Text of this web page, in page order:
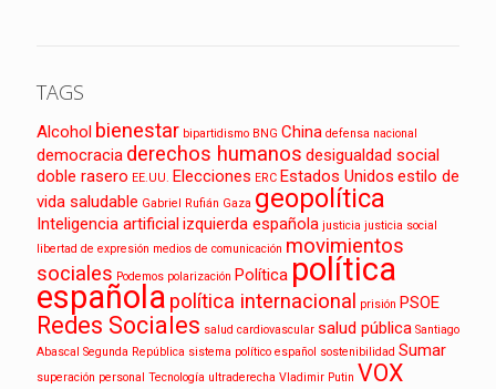
TAGS
Alcohol bienestar bipartidismo BNG China defensa nacional
democracia derechos humanos desigualdad social
doble rasero EE.UU. Elecciones ERC Estados Unidos estilo de
vida saludable Gabriel Rufián Gaza geopolítica
Inteligencia artificial izquierda española justicia justicia social
libertad de expresión medios de comunicación movimientos
sociales Podemos polarización Política política
española política internacional prisión PSOE
Redes Sociales salud cardiovascular salud pública Santiago
Abascal Segunda República sistema político español sostenibilidad Sumar
superación personal Tecnología ultraderecha Vladimir Putin VOX